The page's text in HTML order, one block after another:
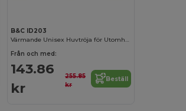
B&C ID203
Värmande Unisex Huvtröja för Utomhusaktiviteter
Från och med:
143.86
kr
255.85
kr
Beställ